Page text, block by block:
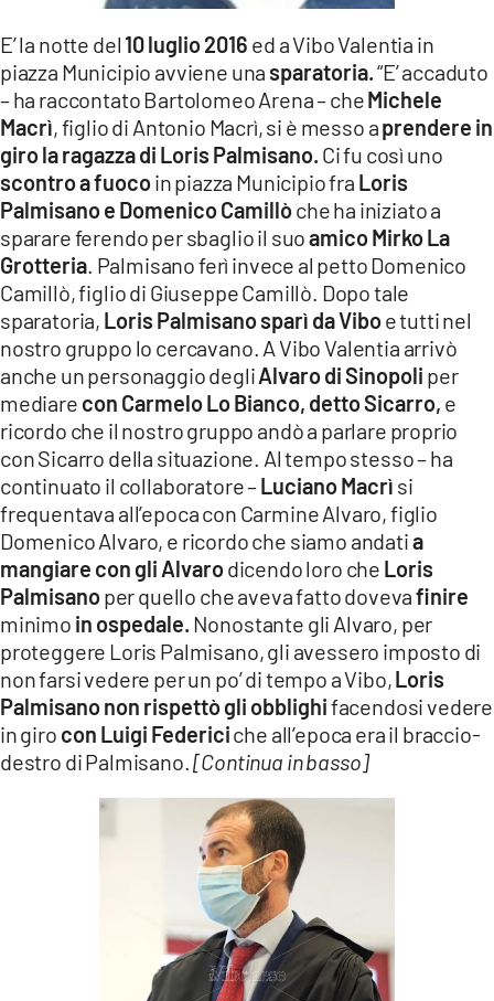
E’ la notte del 10 luglio 2016 ed a Vibo Valentia in
piazza Municipio avviene una sparatoria.“E’ accaduto
– ha raccontato Bartolomeo Arena – cheMichele
Macrì, figlio di Antonio Macrì, si è messo aprendere in
giro la ragazza di Loris Palmisano. Ci fu così uno
scontro a fuocoin piazza Municipio fra Loris
Palmisano e Domenico Camillòche ha iniziato a
sparare ferendo per sbaglio il suoamico Mirko La
Grotteria. Palmisano ferì invece al petto Domenico
Camillò, figlio di Giuseppe Camillò. Dopo tale
sparatoria, Loris Palmisano sparì da Viboe tutti nel
nostro gruppo lo cercavano. A Vibo Valentia arrivò
anche un personaggio degliAlvaro di Sinopoli per
mediare con Carmelo Lo Bianco, detto Sicarro, e
ricordo che il nostro gruppo andò a parlare proprio
con Sicarro della situazione. Al tempo stesso – ha
continuato il collaboratore –Luciano Macrì si
frequentava all’epoca con Carmine Alvaro, figlio
Domenico Alvaro, e ricordo che siamo andatia
mangiare con gli Alvarodicendo loro che Loris
Palmisanoper quello che aveva fatto dovevafinire
minimo in ospedale. Nonostante gli Alvaro, per
proteggere Loris Palmisano, gli avessero imposto di
non farsi vedere per un po’ di tempo a Vibo,Loris
Palmisano non rispettò gli obblighifacendosi vedere
in giro con Luigi Federiciche all’epoca era il braccio-
destro di Palmisano.[Continua in basso]